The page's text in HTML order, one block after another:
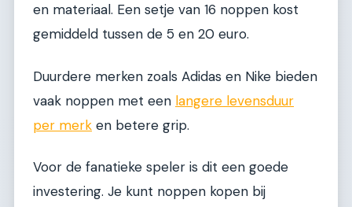
en materiaal. Een setje van 16 noppen kost
gemiddeld tussen de 5 en 20 euro.
Duurdere merken zoals Adidas en Nike bieden
vaak noppen met een langere levensduur
per merk en betere grip.
Voor de fanatieke speler is dit een goede
investering. Je kunt noppen kopen bij